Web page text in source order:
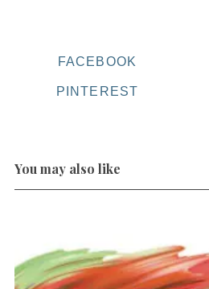
FACEBOOK
PINTEREST
You may also like